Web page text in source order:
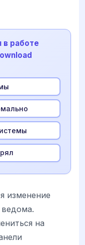
в работе
изменение
ведома.
на